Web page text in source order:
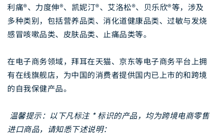
利痛®、力度伸®、凯妮汀®、艾洛松®、贝乐欣®等，涉及
多种类别，包括营养品类、消化道健康品类、过敏与发烧
感冒咳嗽品类、皮肤品类、止痛品类等。
在电子商务领域，拜耳在天猫、京东等电子商务平台上拥
有在线旗舰店，为中国的消费者提供国内已上市的和跨境
的自我保健产品。
温馨提示：以下凡标注 * 标识的产品，均为跨境电商零售
进口商品，请知悉下述说明：